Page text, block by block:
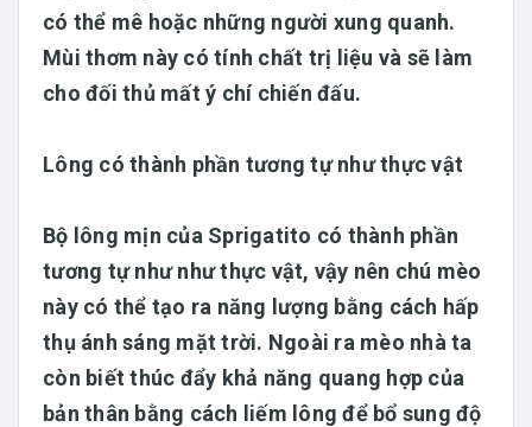
có thể mê hoặc những người xung quanh.
Mùi thơm này có tính chất trị liệu và sẽ làm
cho đối thủ mất ý chí chiến đấu.
Lông có thành phần tương tự như thực vật
Bộ lông mịn của Sprigatito có thành phần
tương tự như như thực vật, vậy nên chú mèo
này có thể tạo ra năng lượng bằng cách hấp
thụ ánh sáng mặt trời. Ngoài ra mèo nhà ta
còn biết thúc đẩy khả năng quang hợp của
bản thân bằng cách liếm lông để bổ sung độ